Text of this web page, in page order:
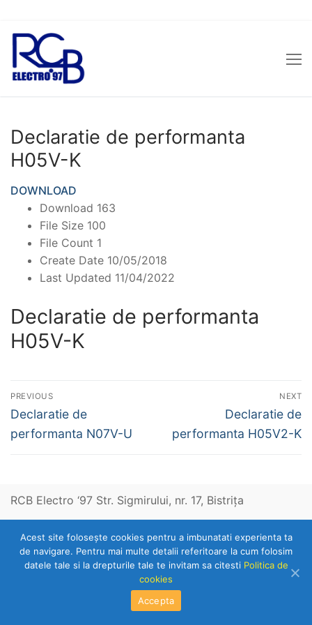
Sari
conținut
Declaratie de performanta
H05V-K
DOWNLOAD
Download 163
File Size 100
File Count 1
Create Date 10/05/2018
Last Updated 11/04/2022
Declaratie de performanta
H05V-K
Navigare
în
articole
PREVIOUS
Previous
post:
Declaratie de
performanta N07V-U
NEXT
Next
post:
Declaratie de
performanta H05V2-K
RCB Electro ‘97 Str. Sigmirului, nr. 17, Bistriţa
Telefon: 0263-236153
Copyright © 2026 RCB Electro 97
Acest site foloseşte cookies pentru a imbunatati experienta ta
de navigare. Pentru mai multe detalii referitoare la cum folosim
datele tale si la drepturile tale te invitam sa citesti Politica de
cookies
Accepta